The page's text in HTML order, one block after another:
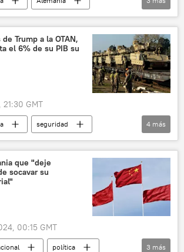
Ucrania
Trump a la OTAN,
el 6% de su PIB su
GMT
seguridad
🛡️ Fuerzas Armadas
Donald Trump
4 más
que "deje
socavar su
00:15 GMT
política
3 más